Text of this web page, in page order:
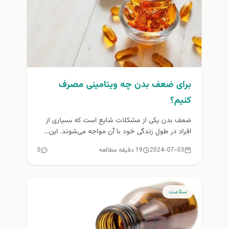
برای ضعف بدن چه ویتامینی مصرف
کنیم؟
ضعف بدن یکی از مشکلات شایع است که بسیاری از
افراد در طول زندگی خود با آن مواجه می‌شوند. این...
2024-07-03 19 دقیقه مطالعه 0
سلامت